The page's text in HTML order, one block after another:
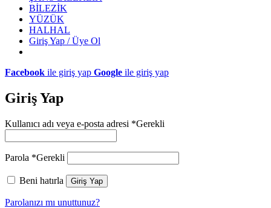
BİLEZİK
YÜZÜK
HALHAL
Giriş Yap / Üye Ol
Facebook ile giriş yap Google ile giriş yap
Giriş Yap
Kullanıcı adı veya e-posta adresi *Gerekli
Parola *Gerekli
Beni hatırla Giriş Yap
Parolanızı mı unuttunuz?